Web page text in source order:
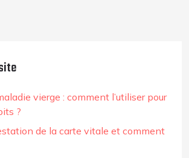
vierge : comment l’utiliser pour
?
de la carte vitale et comment